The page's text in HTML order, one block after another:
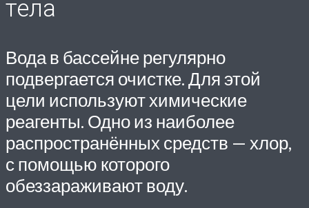
тела
Вода в бассейне регулярно
подвергается очистке. Для этой
цели используют химические
реагенты. Одно из наиболее
распространённых средств — хлор,
с помощью которого
обеззараживают воду.